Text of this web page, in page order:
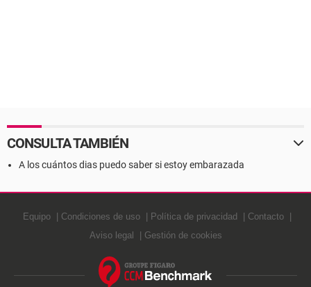
CONSULTA TAMBIÉN
A los cuántos dias puedo saber si estoy embarazada
Equipo Condiciones de uso Política de privacidad
Contacto
Aviso legal
Gestión de cookies